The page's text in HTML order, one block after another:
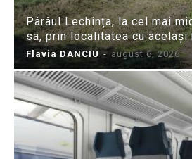
Pârâul Lechința, la cel mai
sa, prin localitatea cu același
Flavia DANCIU - august 6, 2026